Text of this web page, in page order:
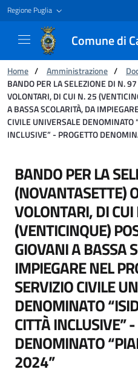
Regione Puglia
Comune di
Ti trovi in:
Home / Amministrazione /
BANDO PER LA SELEZIONE DI N.
VOLONTARI, DI CUI N. 25
A BASSA SCOLARITÀ, DA
CIVILE UNIVERSALE DENOMINATO
INCLUSIVE” - PROGETTO
BANDO PER LA
BANDO PER LA
(NOVANTASETTE)
VOLONTARI, DI
(VENTICINQUE)
GIOVANI A BASSA
IMPIEGARE NEL
SERVIZIO CIVILE
DENOMINATO
CITTÀ INCLUSIVE”
DENOMINATO
2024”